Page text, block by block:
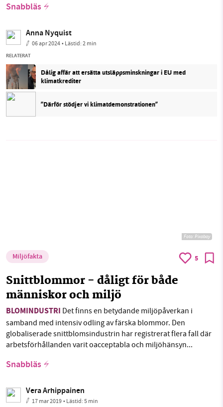
Snabbläs
Anna Nyquist
06 apr 2024• Lästid:2 min
RELATERAT
Dålig affär att ersätta utsläppsminskningar i EU med
klimatkrediter
”Därför stödjer vi klimatdemonstrationen”
Foto: Pixabay
Miljöfakta 5
Snittblommor - dåligt för både
människor och miljö
BLOMINDUSTRI Det finns en betydande miljöpåverkan i
samband med intensiv odling av färska blommor. Den
globaliserade snittblomsindustrin har registrerat flera fall där
arbetsförhållanden varit oacceptabla och miljöhänsyn...
Snabbläs
Vera Arhippainen
17 mar 2019• Lästid:5 min